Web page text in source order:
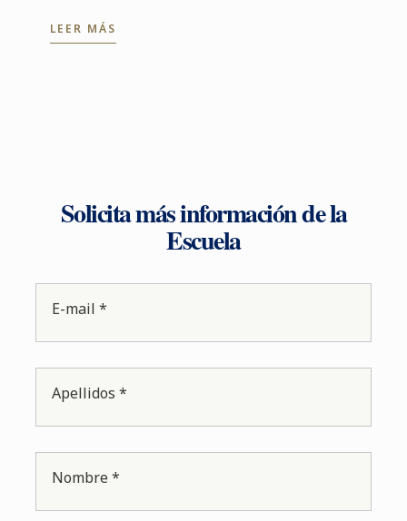
proyecto desarrollado en colaboración con
LEER MÁS
Solicita más información de la
Escuela
E-mail *
Apellidos *
Nombre *